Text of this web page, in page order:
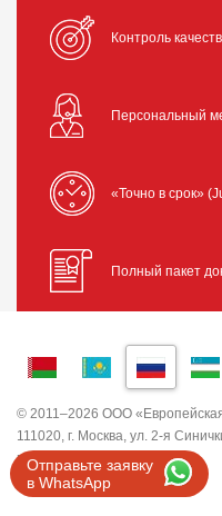
Отправьте заявку
в WhatsApp
Контроль
Персональный
«Точно в срок»
Полный пакет
© 2011–2026 ООО
111020, г. Москва, ул. 2-я
помещение I, комната 5
ИНН 7743820503 ООО "ЕМК"